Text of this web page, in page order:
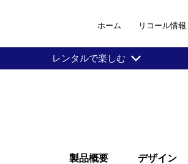
ホーム リコール情報
レンタルで楽しむ
製品概要 デザイン